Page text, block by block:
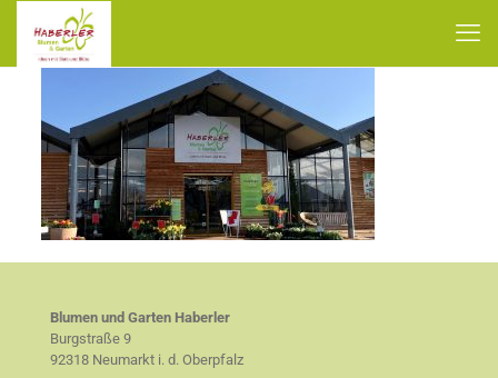
Blumen und Garten Haberler
Burgstraße 9
92318 Neumarkt i. d. Oberpfalz